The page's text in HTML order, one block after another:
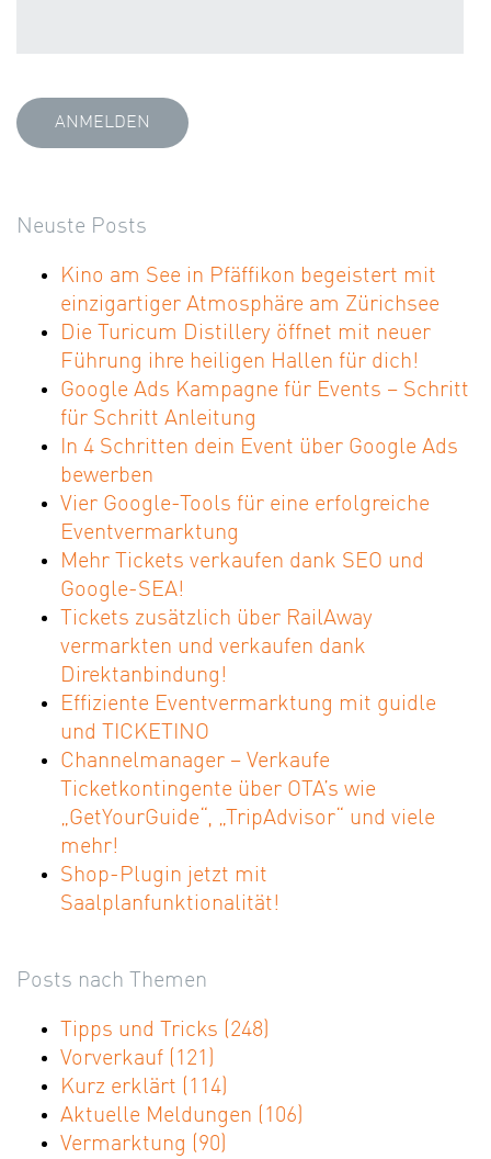
Neuste Posts
Kino am See in Pfäffikon begeistert mit
einzigartiger Atmosphäre am Zürichsee
Die Turicum Distillery öffnet mit neuer
Führung ihre heiligen Hallen für dich!
Google Ads Kampagne für Events – Schritt
für Schritt Anleitung
In 4 Schritten dein Event über Google Ads
bewerben
Vier Google-Tools für eine erfolgreiche
Eventvermarktung
Mehr Tickets verkaufen dank SEO und
Google-SEA!
Tickets zusätzlich über RailAway
vermarkten und verkaufen dank
Direktanbindung!
Effiziente Eventvermarktung mit guidle
und TICKETINO
Channelmanager – Verkaufe
Ticketkontingente über OTA’s wie
„GetYourGuide“, „TripAdvisor“ und viele
mehr!
Shop-Plugin jetzt mit
Saalplanfunktionalität!
Posts nach Themen
Tipps und Tricks (248)
Vorverkauf (121)
Kurz erklärt (114)
Aktuelle Meldungen (106)
Vermarktung (90)